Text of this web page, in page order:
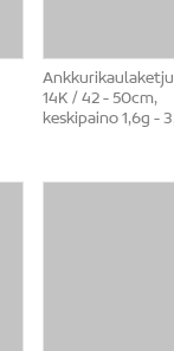
Ankkurikaulaketju
14K / 42 - 50cm,
keskipaino 1,6g -